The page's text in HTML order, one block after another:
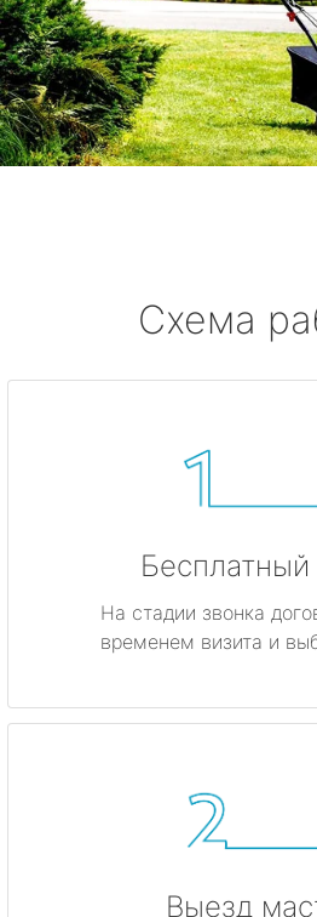
Схема
На стадии звонка
временем визита и
Выезд